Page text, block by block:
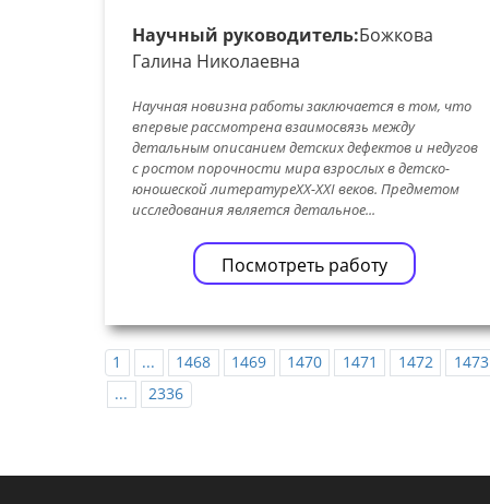
Научный руководитель:Божкова
Галина Николаевна
Научная новизна работы заключается в том, что
впервые рассмотрена взаимосвязь между
детальным описанием детских дефектов и недугов
с ростом порочности мира взрослых в детско-
юношеской литературеXX-XXI веков. Предметом
исследования является детальное...
Посмотреть работу
1 ... 1468 1469 1470 1471 1472 1473
...
2336